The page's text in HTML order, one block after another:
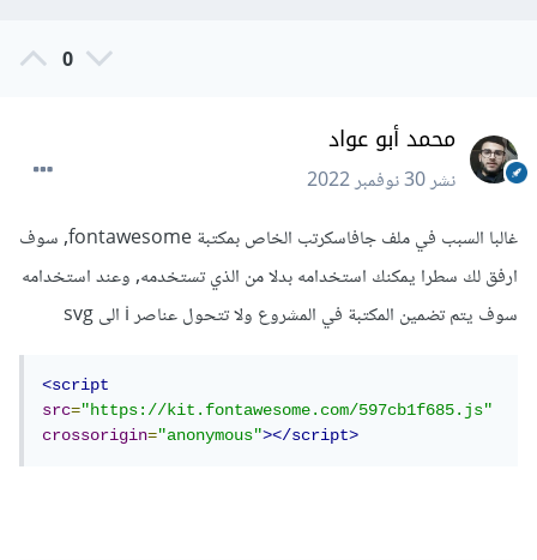
0
محمد أبو عواد
نشر30 نوفمبر 2022
غالبا السبب في ملف جافاسكرتب الخاص بمكتبة fontawesome, سوف
ارفق لك سطرا يمكنك استخدامه بدلا من الذي تستخدمه, وعند استخدامه
سوف يتم تضمين المكتبة في المشروع ولا تتحول عناصر i الى svg
<script
src="https://kit.fontawesome.com/597cb1f685.js"
crossorigin="anonymous"></script>